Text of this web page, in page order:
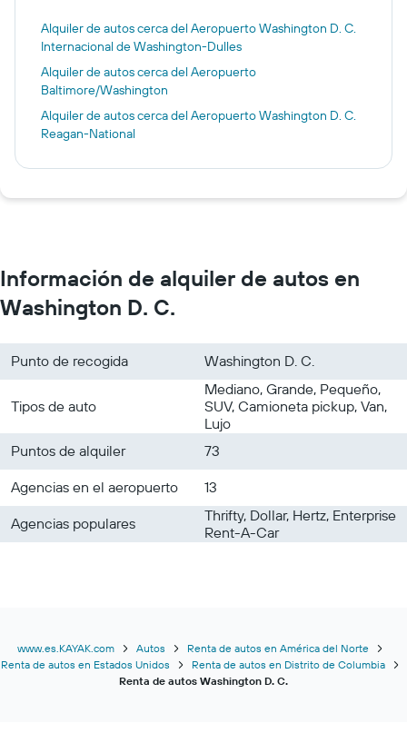
Alquiler de autos cerca del Aeropuerto Washington D. C.
Internacional de Washington-Dulles
Alquiler de autos cerca del Aeropuerto
Baltimore/Washington
Alquiler de autos cerca del Aeropuerto Washington D. C.
Reagan-National
Información de alquiler de autos en
Washington D. C.
Punto de recogida Washington D. C.
Tipos de auto
Mediano, Grande, Pequeño,
SUV, Camioneta pickup, Van,
Lujo
Puntos de alquiler
73
Agencias en el aeropuerto
13
Agencias populares
Thrifty, Dollar, Hertz, Enterprise
Rent-A-Car
www.es.KAYAK.com Autos
Renta de autos en América del Norte
Renta de autos en Estados Unidos
Renta de autos en Distrito de Columbia
Renta de autos Washington D. C.